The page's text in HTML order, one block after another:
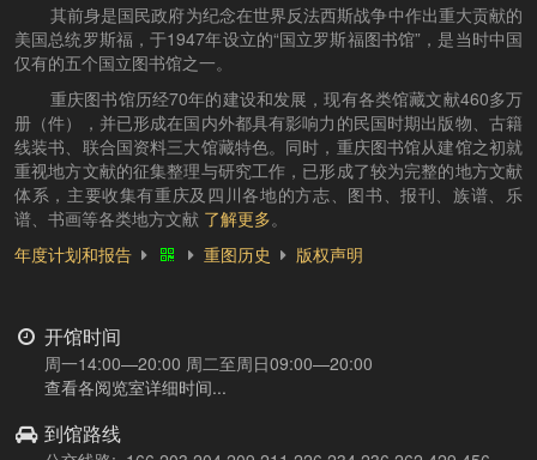
其前身是国民政府为纪念在世界反法西斯战争中作出重大贡献的
美国总统罗斯福，于1947年设立的“国立罗斯福图书馆”，是当时中国
仅有的五个国立图书馆之一。
重庆图书馆历经70年的建设和发展，现有各类馆藏文献460多万
册（件），并已形成在国内外都具有影响力的民国时期出版物、古籍
线装书、联合国资料三大馆藏特色。同时，重庆图书馆从建馆之初就
重视地方文献的征集整理与研究工作，已形成了较为完整的地方文献
体系，主要收集有重庆及四川各地的方志、图书、报刊、族谱、乐
谱、书画等各类地方文献 了解更多。
年度计划和报告
重图历史 版权声明
开馆时间
周一14:00—20:00 周二至周日09:00—20:00
查看各阅览室详细时间...
到馆路线